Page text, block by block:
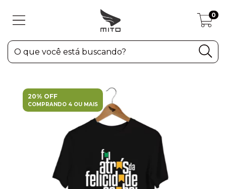
0
20% OFF
COMPRANDO 4 OU MAIS